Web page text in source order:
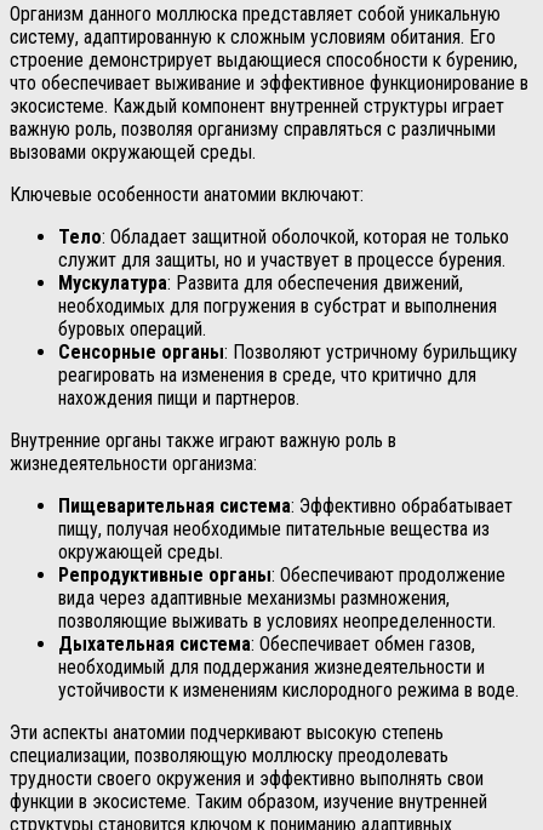
Организм данного моллюска представляет собой уникальную
систему, адаптированную к сложным условиям обитания. Его
строение демонстрирует выдающиеся способности к бурению,
что обеспечивает выживание и эффективное функционирование в
экосистеме. Каждый компонент внутренней структуры играет
важную роль, позволяя организму справляться с различными
вызовами окружающей среды.
Ключевые особенности анатомии включают:
Тело: Обладает защитной оболочкой, которая не только
служит для защиты, но и участвует в процессе бурения.
Мускулатура: Развита для обеспечения движений,
необходимых для погружения в субстрат и выполнения
буровых операций.
Сенсорные органы: Позволяют устричному бурильщику
реагировать на изменения в среде, что критично для
нахождения пищи и партнеров.
Внутренние органы также играют важную роль в
жизнедеятельности организма:
Пищеварительная система: Эффективно обрабатывает
пищу, получая необходимые питательные вещества из
окружающей среды.
Репродуктивные органы: Обеспечивают продолжение
вида через адаптивные механизмы размножения,
позволяющие выживать в условиях неопределенности.
Дыхательная система: Обеспечивает обмен газов,
необходимый для поддержания жизнедеятельности и
устойчивости к изменениям кислородного режима в воде.
Эти аспекты анатомии подчеркивают высокую степень
специализации, позволяющую моллюску преодолевать
трудности своего окружения и эффективно выполнять свои
функции в экосистеме. Таким образом, изучение внутренней
структуры становится ключом к пониманию адаптивных